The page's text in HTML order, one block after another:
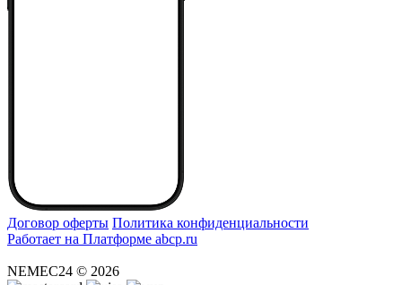
Договор оферты Политика конфиденциальности
Работает на Платформе abcp.ru
NEMEC24 © 2026